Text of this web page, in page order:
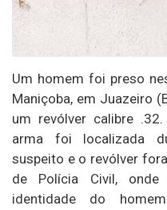
Um homem foi preso
Maniçoba, em Juazeiro
um revólver calibre
arma foi localizada
suspeito e o revólver
de Polícia Civil,
identidade do